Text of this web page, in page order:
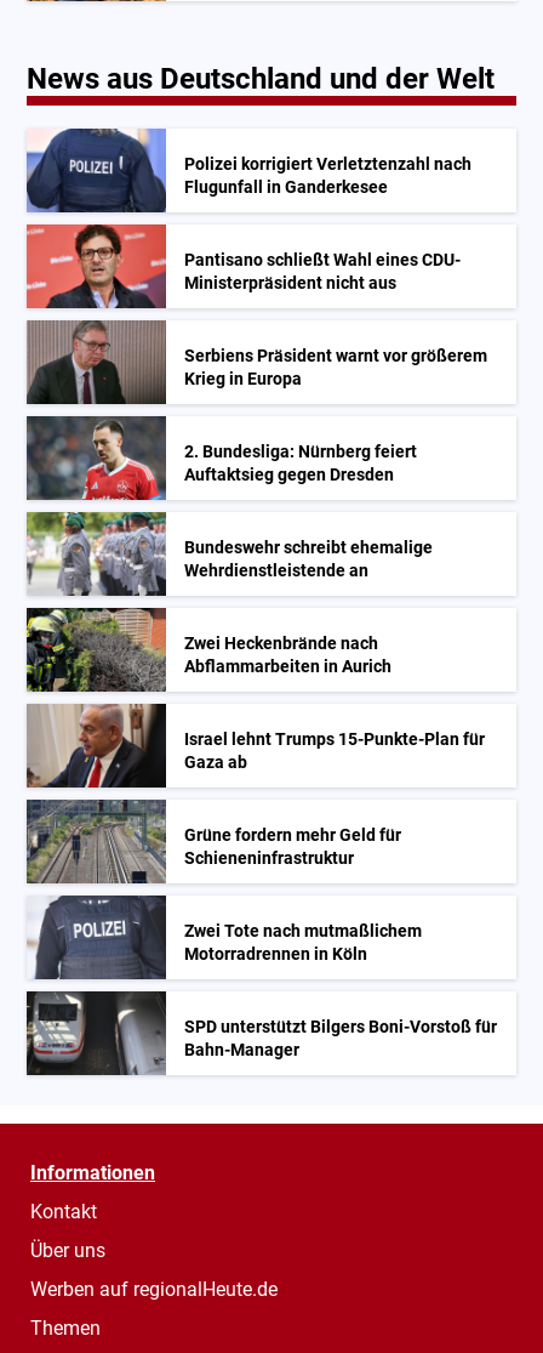
News aus Deutschland und der Welt
Polizei korrigiert Verletztenzahl nach
Flugunfall in Ganderkesee
Pantisano schließt Wahl eines CDU-
Ministerpräsident nicht aus
Serbiens Präsident warnt vor größerem
Krieg in Europa
2. Bundesliga: Nürnberg feiert
Auftaktsieg gegen Dresden
Bundeswehr schreibt ehemalige
Wehrdienstleistende an
Zwei Heckenbrände nach
Abflammarbeiten in Aurich
Israel lehnt Trumps 15-Punkte-Plan für
Gaza ab
Grüne fordern mehr Geld für
Schieneninfrastruktur
Zwei Tote nach mutmaßlichem
Motorradrennen in Köln
SPD unterstützt Bilgers Boni-Vorstoß für
Bahn-Manager
Informationen
Kontakt
Über uns
Werben auf regionalHeute.de
Themen